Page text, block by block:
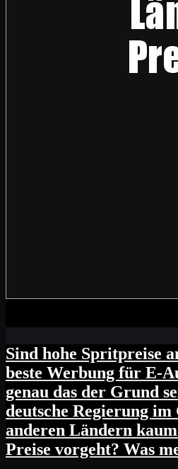
Sind hohe Spritpreise
beste Werbung für E-
genau das der Grund
deutsche Regierung im
anderen Ländern
Preise vorgeht? Was